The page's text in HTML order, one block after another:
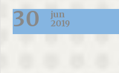
30
jun
2019